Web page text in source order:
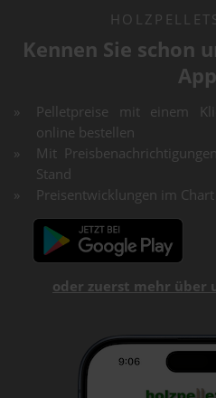
Kennen Sie schon
Pelletpreise mit einem
online bestellen
Mit
Stand
Preisentwicklungen im
oder zuerst mehr über